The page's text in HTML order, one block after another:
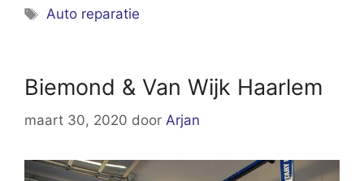
Tags
Auto reparatie
Biemond & Van Wijk Haarlem
maart 30, 2020 door Arjan